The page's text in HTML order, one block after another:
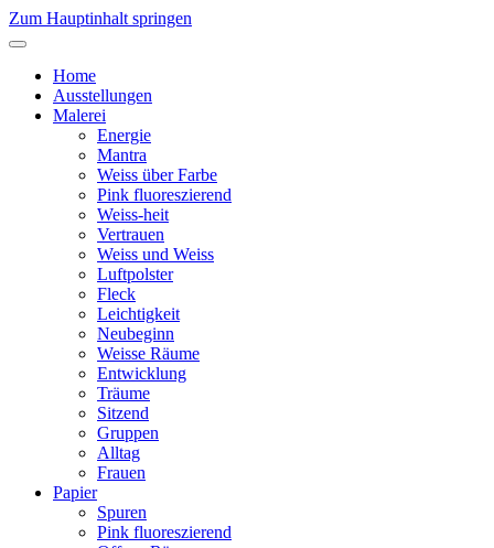
Zum Hauptinhalt springen
Home
Ausstellungen
Malerei
Energie
Mantra
Weiss über Farbe
Pink fluoreszierend
Weiss-heit
Vertrauen
Weiss und Weiss
Luftpolster
Fleck
Leichtigkeit
Neubeginn
Weisse Räume
Entwicklung
Träume
Sitzend
Gruppen
Alltag
Frauen
Papier
Spuren
Pink fluoreszierend